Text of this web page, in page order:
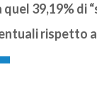
quel 39,19% di
rispetto